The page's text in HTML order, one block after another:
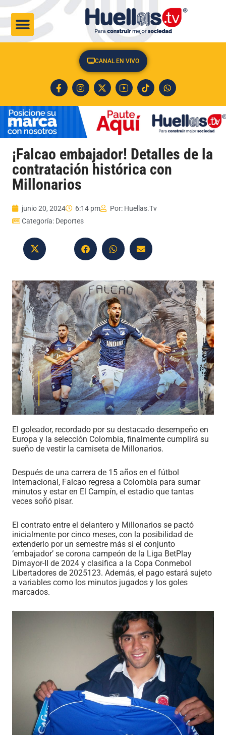
CANAL EN VIVO
¡Falcao embajador! Detalles de la
contratación histórica con
Millonarios
junio 20, 2024 6:14 pm Por: Huellas.Tv
Categoría: Deportes
El goleador, recordado por su destacado desempeño en
Europa y la selección Colombia, finalmente cumplirá su
sueño de vestir la camiseta de Millonarios.
Después de una carrera de 15 años en el fútbol
internacional, Falcao regresa a Colombia para sumar
minutos y estar en El Campín, el estadio que tantas
veces soñó pisar.
El contrato entre el delantero y Millonarios se pactó
inicialmente por cinco meses, con la posibilidad de
extenderlo por un semestre más si el conjunto
‘embajador’ se corona campeón de la Liga BetPlay
Dimayor-II de 2024 y clasifica a la Copa Conmebol
Libertadores de 2025123. Además, el pago estará sujeto
a variables como los minutos jugados y los goles
marcados.